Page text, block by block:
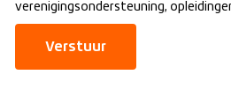
verenigingsondersteuning,
Verstuur